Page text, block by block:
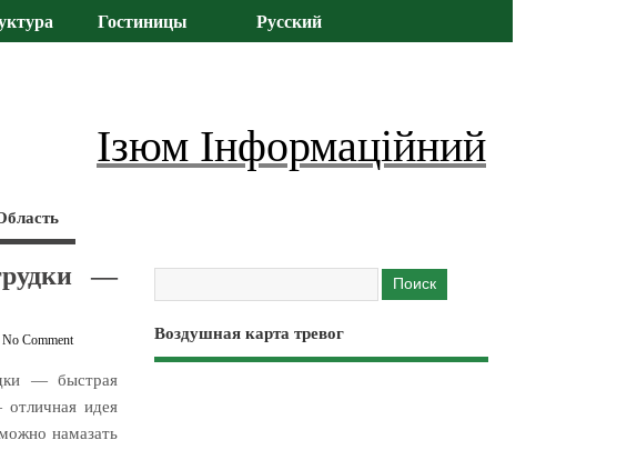
Гостиницы Русский
Ізюм Інформаційний
—
No Comment
— быстрая
идея
намазать
Воздушная карта тревог